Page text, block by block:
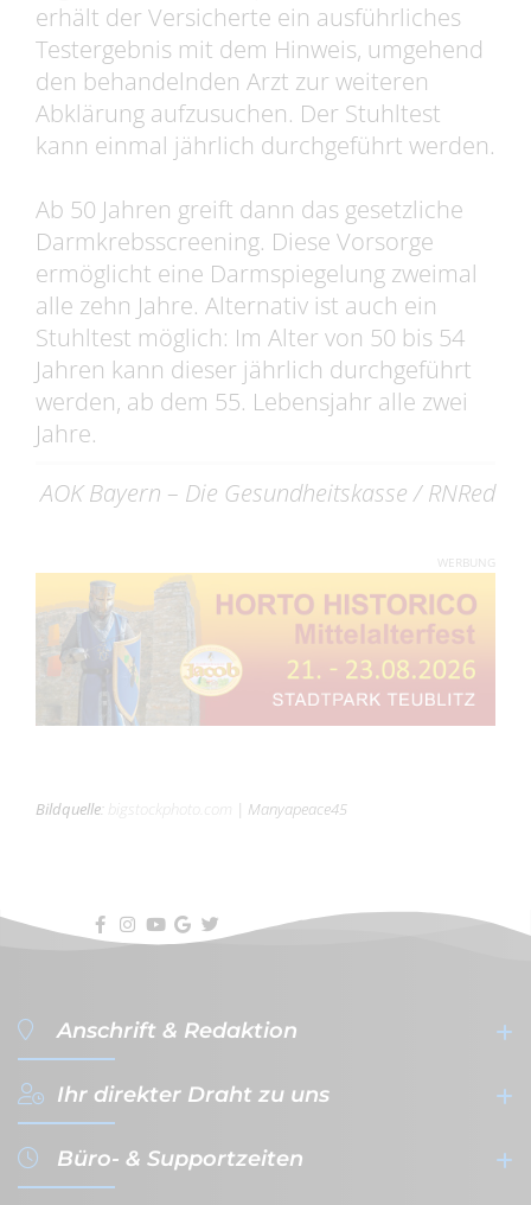
erhält der Versicherte ein ausführliches
Testergebnis mit dem Hinweis, umgehend
den behandelnden Arzt zur weiteren
Abklärung aufzusuchen. Der Stuhltest
kann einmal jährlich durchgeführt werden.
Ab 50 Jahren greift dann das gesetzliche
Darmkrebsscreening. Diese Vorsorge
ermöglicht eine Darmspiegelung zweimal
alle zehn Jahre. Alternativ ist auch ein
Stuhltest möglich: Im Alter von 50 bis 54
Jahren kann dieser jährlich durchgeführt
werden, ab dem 55. Lebensjahr alle zwei
Jahre.
AOK Bayern – Die Gesundheitskasse / RNRed
WERBUNG
Bildquelle: | Manyapeace45
Anschrift & Redaktion
filterVERLAG GmbH & Co. KG
- Werbeagentur & Verlag -
Gutenbergplatz 1a-1b
Ihr direkter Draht zu uns
+49 (0)941 - 59 56 08-0
Büro- & Supportzeiten